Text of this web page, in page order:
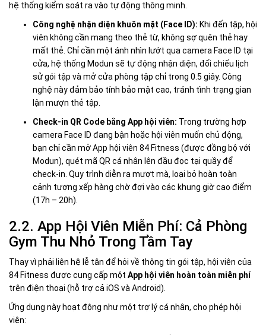
hệ thống kiểm soát ra vào tự động thông minh.
Công nghệ nhận diện khuôn mặt (Face ID): Khi đến tập, hội
viên không cần mang theo thẻ từ, không sợ quên thẻ hay
mất thẻ. Chỉ cần một ánh nhìn lướt qua camera Face ID tại
cửa, hệ thống Modun sẽ tự động nhận diện, đối chiếu lịch
sử gói tập và mở cửa phòng tập chỉ trong 0.5 giây. Công
nghệ này đảm bảo tính bảo mật cao, tránh tình trạng gian
lận mượn thẻ tập.
Check-in QR Code bằng App hội viên: Trong trường hợp
camera Face ID đang bận hoặc hội viên muốn chủ động,
bạn chỉ cần mở App hội viên 84 Fitness (được đồng bộ với
Modun), quét mã QR cá nhân lên đầu đọc tại quầy để
check-in. Quy trình diễn ra mượt mà, loại bỏ hoàn toàn
cảnh tượng xếp hàng chờ đợi vào các khung giờ cao điểm
(17h – 20h).
2.2. App Hội Viên Miễn Phí: Cả Phòng
Gym Thu Nhỏ Trong Tầm Tay
Thay vì phải liên hệ lễ tân để hỏi về thông tin gói tập, hội viên của
84 Fitness được cung cấp một App hội viên hoàn toàn miễn phí
trên điện thoại (hỗ trợ cả iOS và Android).
Ứng dụng này hoạt động như một trợ lý cá nhân, cho phép hội
viên: